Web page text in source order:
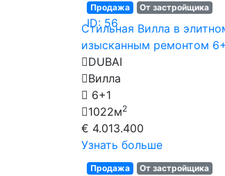
Продажа От застройщика
ID: 56
Стильная Вилла в
изысканным ремонтом
DUBAI
Вилла
6+1
1022м2
€ 4.013.400
Узнать больше
Продажа От застройщика